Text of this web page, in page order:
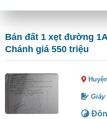
Bán đất 1 xẹt đường
Chánh giá 550 triệu
Giấy